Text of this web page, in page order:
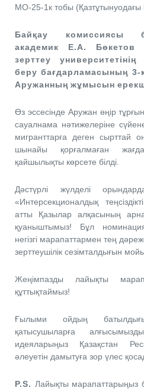
МО-25-1к тобы (Қазтұтынуодағы
Байқау комиссиясы
академик
Е.А. Бөкетов
зерттеу
университетінің
беру бағдарламасының 3-
Аружанның жұмысын
Өз эссесінде Аружан өңір
сауалнама нәтижелеріне
мигранттарға деген сырттай
шынайы қорғалмаған
қайшылықты көрсете білді.
Дәстүрлі жүлделі
«Интерсекционалдық
атты Қазылар алқасының
қуаныштымыз! Бұл
негізгі марапаттармен тең
зерттеушілік сезімталдығын
Жеңімпазды лайықты
құттықтаймыз!
Ғылыми ойдың
қатысушыларға
идеяларыңыз Қазақстан
әлеуетін дамытуға зор үлес
P.S. Лайықты